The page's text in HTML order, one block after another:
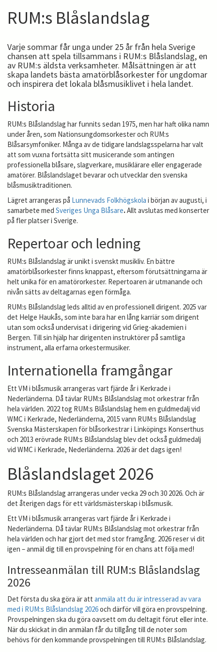
RUM:s Blåslandslag
Varje sommar får unga under 25 år från hela Sverige
chansen att spela tillsammans i RUM:s Blåslandslag, en
av RUM:s äldsta verksamheter. Målsättningen är att
skapa landets bästa amatörblåsorkester för ungdomar
och inspirera det lokala blåsmusiklivet i hela landet.
Historia
RUM:s Blåslandslag har funnits sedan 1975, men har haft olika namn
under åren, som Nationsungdomsorkester och RUM:s
Blåsarsymfoniker. Många av de tidigare landslagsspelarna har valt
att som vuxna fortsätta sitt musicerande som antingen
professionella blåsare, slagverkare, musiklärare eller engagerade
amatörer. Blåslandslaget bevarar och utvecklar den svenska
blåsmusiktraditionen.
Lägret arrangeras på Lunnevads Folkhögskola i början av augusti, i
samarbete med Sveriges Unga Blåsare.Allt avslutas med konserter
på fler platser i Sverige.
Repertoar och ledning
RUM:s Blåslandslag är unikt i svenskt musikliv. En bättre
amatörblåsorkester finns knappast, eftersom förutsättningarna är
helt unika för en amatörorkester. Repertoaren är utmanande och
nivån sätts av deltagarnas egen förmåga.
RUM:s Blåslandslag leds alltid av en professionell dirigent. 2025 var
det Helge Haukås, som inte bara har en lång karriär som dirigent
utan som också undervisat i dirigering vid Grieg-akademien i
Bergen. Till sin hjälp har dirigenten instruktörer på samtliga
instrument, alla erfarna orkestermusiker.
Internationella framgångar
Ett VM i blåsmusik arrangeras vart fjärde år i Kerkrade i
Nederländerna. Då tävlar RUM:s Blåslandslag mot orkestrar från
hela världen. 2022 tog RUM:s Blåslandslag hem en guldmedalj vid
WMC i Kerkrade, Nederländerna, 2015 vann RUM:s Blåslandslag
Svenska Mästerskapen för blåsorkestrar i Linköpings Konserthus
och 2013 erövrade RUM:s Blåslandslag blev det också guldmedalj
vid WMC i Kerkrade, Nederländerna. 2026 är det dags igen!
Blåslandslaget 2026
RUM:s Blåslandslag arrangeras under vecka 29 och 30 2026. Och är
det återigen dags för ett världsmästerskap i blåsmusik.
Ett VM i blåsmusik arrangeras vart fjärde år i Kerkrade i
Nederländerna. Då tävlar RUM:s Blåslandslag mot orkestrar från
hela världen och har gjort det med stor framgång. 2026 reser vi dit
igen – anmäl dig till en provspelning för en chans att följa med!
Intresseanmälan till RUM:s Blåslandslag
2026
Det första du ska göra är att anmäla att du är intresserad av vara
med i RUM:s Blåslandslag 2026och därför vill göra en provspelning.
Provspelningen ska du göra oavsett om du deltagit förut eller inte.
När du skickat in din anmälan får du tillgång till de noter som
behövs för den kommande provspelningen till RUM:s Blåslandslag.